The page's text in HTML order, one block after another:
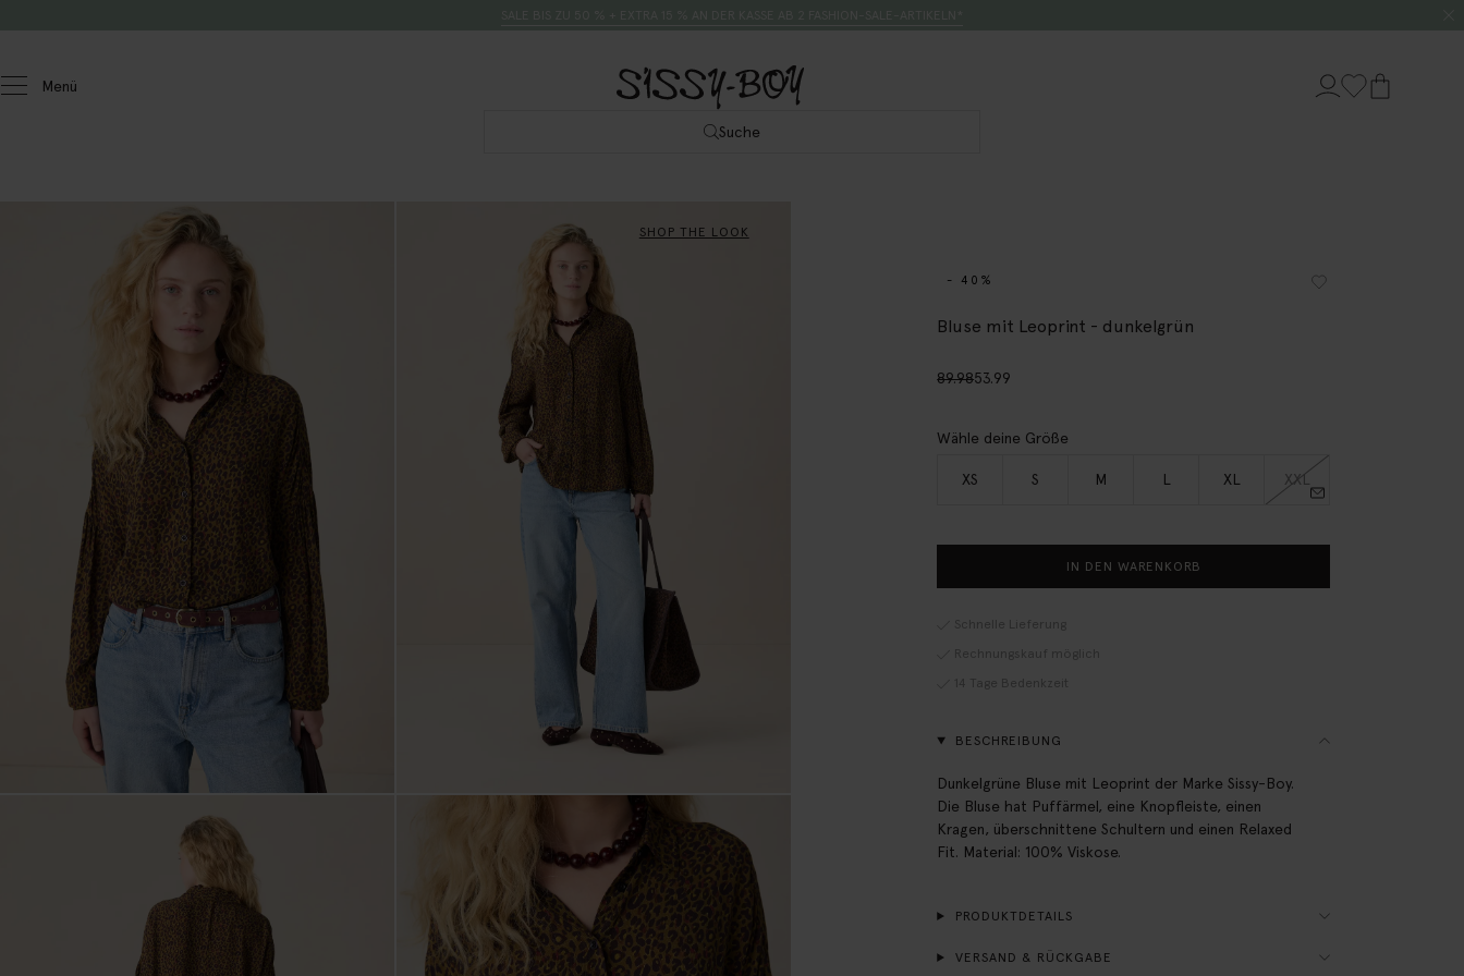
Menü
Suche
SHOP THE LOOK
- 40%
Bluse mit Leoprint - dunkelgrün
89.9853.99
Wähle deine Größe
XS S M L XL XXL
IN DEN WARENKORB
Schnelle Lieferung
Rechnungskauf möglich
14 Tage Bedenkzeit
BESCHREIBUNG
Dunkelgrüne Bluse mit Leoprint der Marke Sissy-Boy.
Die Bluse hat Puffärmel, eine Knopfleiste, einen
Kragen, überschnittene Schultern und einen Relaxed
Fit. Material: 100% Viskose.
PRODUKTDETAILS
VERSAND & RÜCKGABE